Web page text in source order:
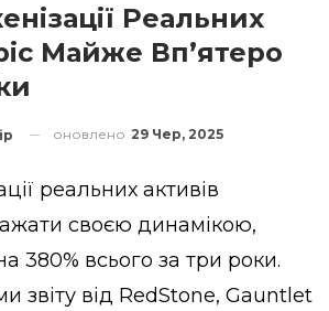
Реальних
Майже Вп’ятеро
оновлено 29 Чер, 2025
реальних активів
своєю динамікою,
380% всього за три роки.
звіту від RedStone, Gauntlet